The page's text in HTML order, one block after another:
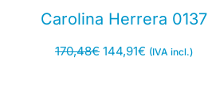
Carolina Herrera 0137
170,48€ 144,91€ (IVA incl.)